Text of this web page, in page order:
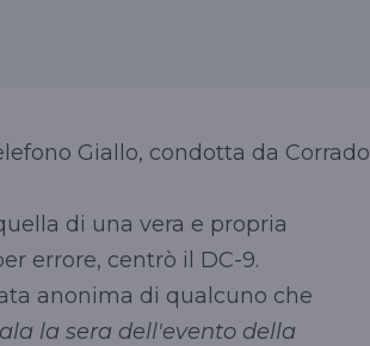
Giallo, condotta da Corrado
di una vera e propria
errore, centrò il DC-9.
anonima di qualcuno che
la sera dell'evento della